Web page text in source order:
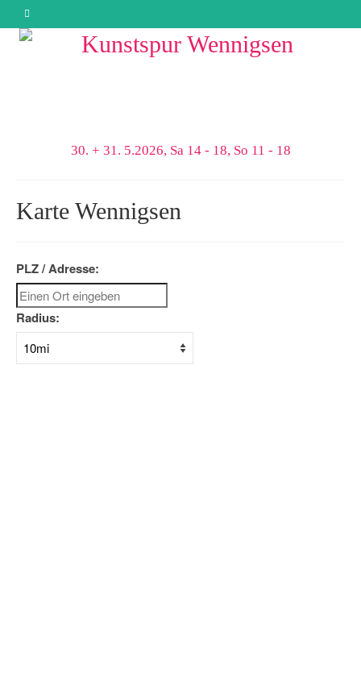
30. + 31. 5.2026, Sa 14 - 18, So 11 - 18
Karte Wennigsen
PLZ / Adresse:
Radius: